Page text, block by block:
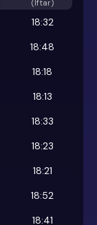
(Iftar)
18:32
18:48
18:18
18:13
18:33
18:23
18:21
18:52
18:41